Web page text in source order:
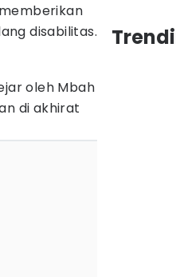
disabilitas.
oleh Mbah
di akhirat